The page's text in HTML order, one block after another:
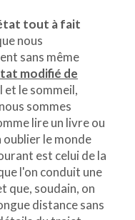
tout à fait
nous
sans même
modifié de
et le sommeil,
sommes
lire un livre ou
le monde
est celui de la
l'on conduit une
que, soudain, on
distance sans